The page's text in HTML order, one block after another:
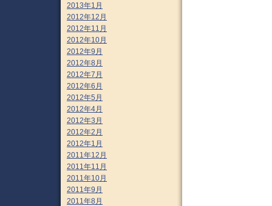
2013年1月
2012年12月
2012年11月
2012年10月
2012年9月
2012年8月
2012年7月
2012年6月
2012年5月
2012年4月
2012年3月
2012年2月
2012年1月
2011年12月
2011年11月
2011年10月
2011年9月
2011年8月